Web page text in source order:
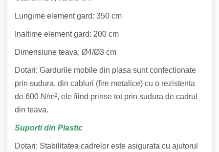
Lungime element gard: 350 cm
Inaltime element gard: 200 cm
Dimensiune teava: Ø4/Ø3 cm
Dotari: Gardurile mobile din plasa sunt confectionate
prin sudura, din cabluri (fire metalice) cu o rezistenta
de 600 N/m², ele fiind prinse tot prin sudura de cadrul
din teava.
Suporti din Plastic
Dotari: Stabilitatea cadrelor este asigurata cu ajutorul